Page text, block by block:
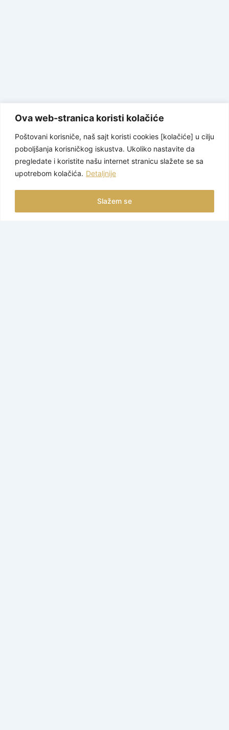
Ova web-stranica koristi kolačiće
Poštovani korisniče, naš sajt koristi cookies [kolačiće] u cilju
poboljšanja korisničkog iskustva. Ukoliko nastavite da
pregledate i koristite našu internet stranicu slažete se sa
upotrebom kolačića. Detaljnije
Slažem se